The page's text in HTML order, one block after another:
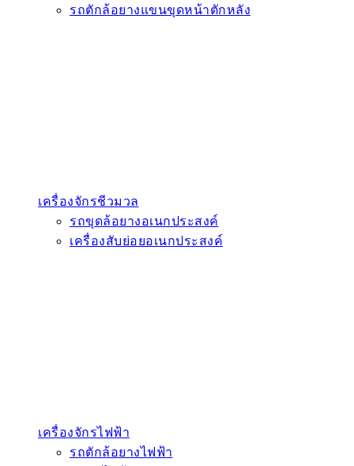
รถตักล้อยางแขนขุดหน้าตักหลัง
เครื่องจักรชีวมวล
รถขุดล้อยางอเนกประสงค์
เครื่องสับย่อยอเนกประสงค์
เครื่องจักรไฟฟ้า
รถตักล้อยางไฟฟ้า